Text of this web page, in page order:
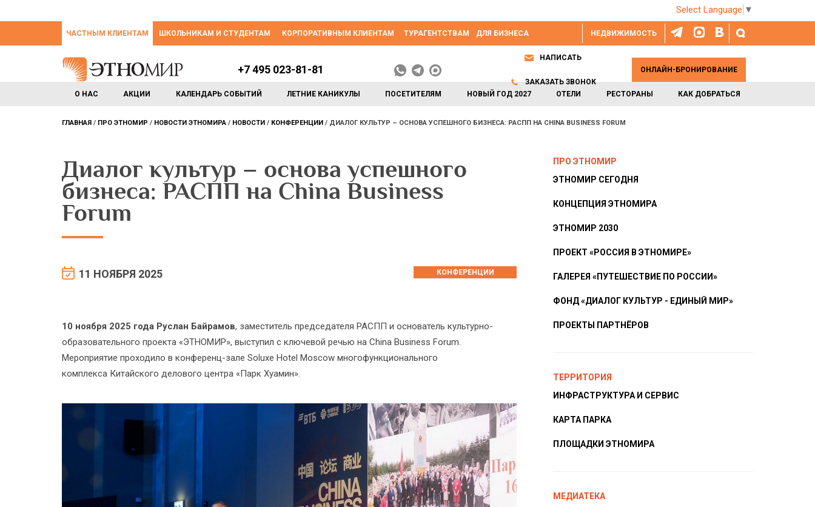
Select Language ▼
НЕДВИЖИМОСТЬ
ЧАСТНЫМ КЛИЕНТАМ ШКОЛЬНИКАМ И СТУДЕНТАМ КОРПОРАТИВНЫМ КЛИЕНТАМ ТУРАГЕНТСТВАМ ДЛЯ БИЗНЕСА
О НАС АКЦИИ КАЛЕНДАРЬ СОБЫТИЙ ЛЕТНИЕ КАНИКУЛЫ ПОСЕТИТЕЛЯМ НОВЫЙ ГОД 2027 ОТЕЛИ РЕСТОРАНЫ КАК ДОБРАТЬСЯ
+7 495 023-81-81
НАПИСАТЬ
ЗАКАЗАТЬ ЗВОНОК
ОНЛАЙН-БРОНИРОВАНИЕ
ГЛАВНАЯ ПРО ЭТНОМИР НОВОСТИ ЭТНОМИРА НОВОСТИ КОНФЕРЕНЦИИ ДИАЛОГ КУЛЬТУР – ОСНОВА УСПЕШНОГО БИЗНЕСА: РАСПП НА CHINA BUSINESS FORUM
Диалог культур – основа успешного
бизнеса: РАСПП на China Business
Forum
11 НОЯБРЯ 2025 КОНФЕРЕНЦИИ
10 ноября 2025 года Руслан Байрамов, заместитель председателя РАСПП и основатель культурно-
образовательного проекта «ЭТНОМИР», выступил с ключевой речью на China Business Forum.
Мероприятие проходило в конференц-зале Soluxe Hotel Moscow многофункционального
комплекса Китайского делового центра «Парк Хуамин».
ПРО ЭТНОМИР
ЭТНОМИР СЕГОДНЯ
КОНЦЕПЦИЯ ЭТНОМИРА
ЭТНОМИР 2030
ПРОЕКТ «РОССИЯ В ЭТНОМИРЕ»
ГАЛЕРЕЯ «ПУТЕШЕСТВИЕ ПО РОССИИ»
ФОНД «ДИАЛОГ КУЛЬТУР - ЕДИНЫЙ МИР»
ПРОЕКТЫ ПАРТНЁРОВ
ТЕРРИТОРИЯ
ИНФРАСТРУКТУРА И СЕРВИС
КАРТА ПАРКА
ПЛОЩАДКИ ЭТНОМИРА
МЕДИАТЕКА